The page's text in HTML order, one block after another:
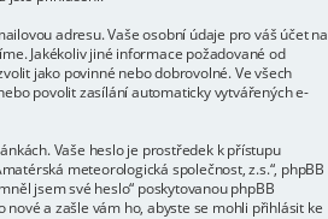
adresu. Vaše osobní údaje pro váš účet na
Jakékoliv jiné informace požadované od
jako povinné nebo dobrovolné. Ve všech
povolit zasílání automaticky vytvářených e-
Vaše heslo je prostředek k přístupu
meteorologická společnost, z.s.“, phpBB
jsem své heslo“ poskytovanou phpBB
a zašle vám ho, abyste se mohli přihlásit ke